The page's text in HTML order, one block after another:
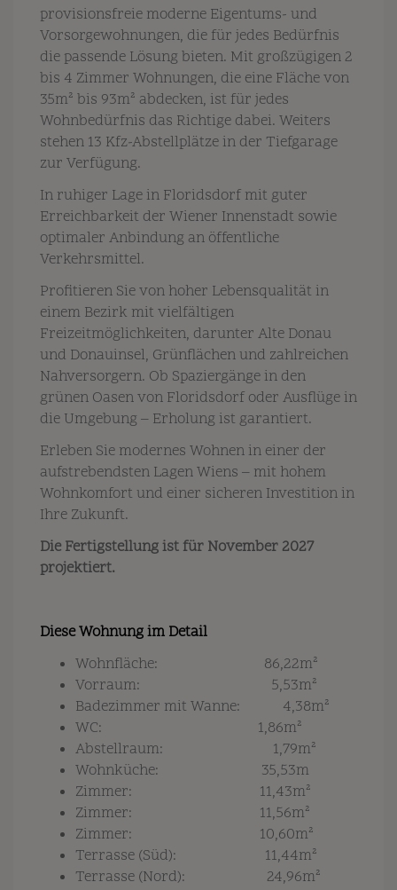
provisionsfreie moderne Eigentums- und
Vorsorgewohnungen, die für jedes Bedürfnis
die passende Lösung bieten. Mit großzügigen 2
bis 4 Zimmer Wohnungen, die eine Fläche von
35m² bis 93m² abdecken, ist für jedes
Wohnbedürfnis das Richtige dabei. Weiters
stehen 13 Kfz-Abstellplätze in der Tiefgarage
zur Verfügung.
In ruhiger Lage in Floridsdorf mit guter
Erreichbarkeit der Wiener Innenstadt sowie
optimaler Anbindung an öffentliche
Verkehrsmittel.
Profitieren Sie von hoher Lebensqualität in
einem Bezirk mit vielfältigen
Freizeitmöglichkeiten, darunter Alte Donau
und Donauinsel, Grünflächen und zahlreichen
Nahversorgern. Ob Spaziergänge in den
grünen Oasen von Floridsdorf oder Ausflüge in
die Umgebung – Erholung ist garantiert.
Erleben Sie modernes Wohnen in einer der
aufstrebendsten Lagen Wiens – mit hohem
Wohnkomfort und einer sicheren Investition in
Ihre Zukunft.
Die Fertigstellung ist für November 2027
projektiert.
Diese Wohnung im Detail
Wohnfläche: 86,22m²
Vorraum: 5,53m²
Badezimmer mit Wanne: 4,38m²
WC: 1,86m²
Abstellraum: 1,79m²
Wohnküche: 35,53m
Zimmer: 11,43m²
Zimmer: 11,56m²
Zimmer: 10,60m²
Terrasse (Süd): 11,44m²
Terrasse (Nord): 24,96m²